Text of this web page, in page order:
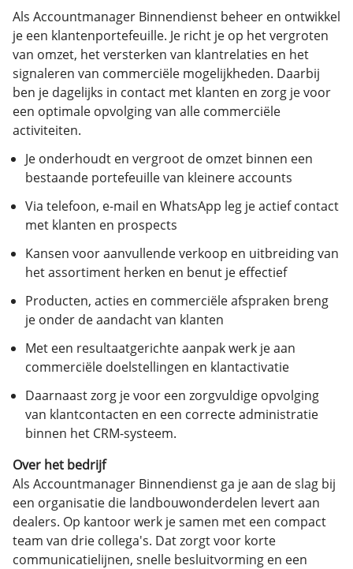
Als Accountmanager Binnendienst beheer en ontwikkel
je een klantenportefeuille. Je richt je op het vergroten
van omzet, het versterken van klantrelaties en het
signaleren van commerciële mogelijkheden. Daarbij
ben je dagelijks in contact met klanten en zorg je voor
een optimale opvolging van alle commerciële
activiteiten.
Je onderhoudt en vergroot de omzet binnen een
bestaande portefeuille van kleinere accounts
Via telefoon, e-mail en WhatsApp leg je actief contact
met klanten en prospects
Kansen voor aanvullende verkoop en uitbreiding van
het assortiment herken en benut je effectief
Producten, acties en commerciële afspraken breng
je onder de aandacht van klanten
Met een resultaatgerichte aanpak werk je aan
commerciële doelstellingen en klantactivatie
Daarnaast zorg je voor een zorgvuldige opvolging
van klantcontacten en een correcte administratie
binnen het CRM-systeem.
Over het bedrijf
Als Accountmanager Binnendienst ga je aan de slag bij
een organisatie die landbouwonderdelen levert aan
dealers. Op kantoor werk je samen met een compact
team van drie collega's. Dat zorgt voor korte
communicatielijnen, snelle besluitvorming en een